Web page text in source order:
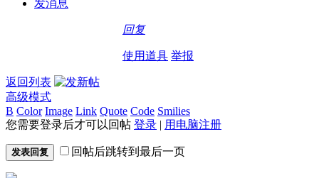
发消息
回复
使用道具 举报
返回列表
高级模式
B Color Image Link Quote Code Smilies
您需要登录后才可以回帖 登录 | 用电脑注册
发表回复 回帖后跳转到最后一页